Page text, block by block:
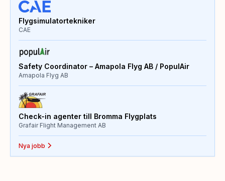
Flygsimulatortekniker
CAE
Safety Coordinator – Amapola Flyg AB / PopulAir
Amapola Flyg AB
Check-in agenter till Bromma Flygplats
Grafair Flight Management AB
Nya jobb